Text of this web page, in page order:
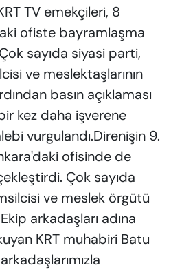
TV emekçileri, 8
ofiste bayramlaşma
sayıda siyasi parti,
ve meslektaşlarının
basın açıklaması
kez daha işverene
vurgulandı.Direnişin 9.
ofisinde de
Çok sayıda
ve meslek örgütü
arkadaşları adına
KRT muhabiri Batu